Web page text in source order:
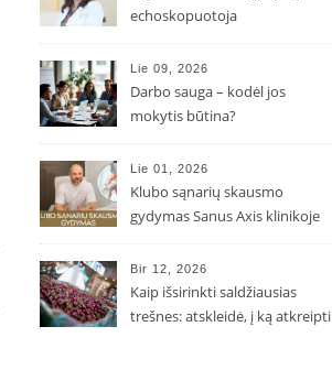
echoskopuotoja
Lie 09, 2026
Darbo sauga – kodėl jos
mokytis būtina?
Lie 01, 2026
Klubo sąnarių skausmo
gydymas Sanus Axis klinikoje
Bir 12, 2026
Kaip išsirinkti saldžiausias
trešnes: atskleidė, į ką atkreipti